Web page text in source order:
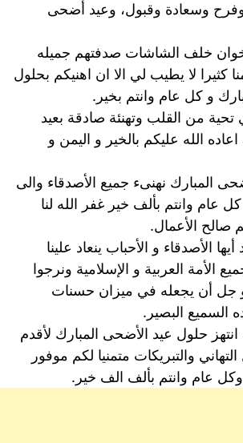
وسعادة وقبول، وعيد أضحى
خلف الشاشات صدفتهم جميله
كثيرا لا يطيب لي الا ان اهنيكم بحلول
و كل عام وانتم بخير.
من القلب وتهنئة صادقة بعيد
الله عليكم بالخير و اليمن و
المبارك نهنىء جميع الأصدقاء والى
عام وانتم بألف خير غفر الله لنا
صالح الأعمال.
الأصدقاء و الأحباب ينعاد علينا
الأمة العربية و الإسلامية ونرجوا
جل أن يجعله في ميزان حسنات
السميع البصير.
انتهز حلول عيد الأضحى المبارك لأقدم
والتبريكات متمنيا لكم موفور
وكل عام وانتم بألف الف خير.